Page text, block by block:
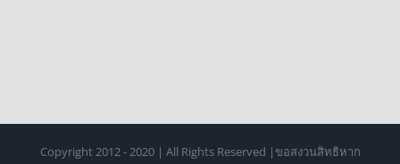
Copyright 2012 - 2020 | All Rights Reserved |ขอสงวนสิทธิหาก